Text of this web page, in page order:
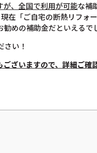
が、全国で利用が可能な補
在「ご自宅の断熱リフォ
めの補助金だといえるで
い！
ざいますので、 詳細ご確